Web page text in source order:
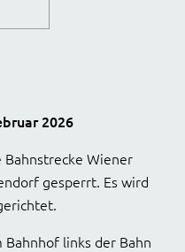
2026
Bahnstrecke Wiener
gesperrt. Es wird
Bahnhof links der Bahn